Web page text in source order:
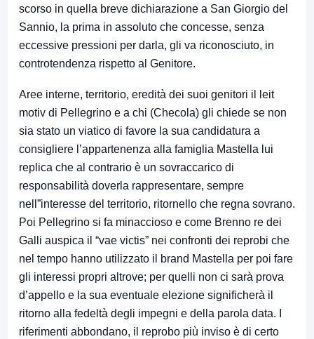
scorso in quella breve dichiarazione a San Giorgio del
Sannio, la prima in assoluto che concesse, senza
eccessive pressioni per darla, gli va riconosciuto, in
controtendenza rispetto al Genitore.
Aree interne, territorio, eredità dei suoi genitori il leit
motiv di Pellegrino e a chi (Checola) gli chiede se non
sia stato un viatico di favore la sua candidatura a
consigliere l’appartenenza alla famiglia Mastella lui
replica che al contrario è un sovraccarico di
responsabilità doverla rappresentare, sempre
nell”interesse del territorio, ritornello che regna sovrano.
Poi Pellegrino si fa minaccioso e come Brenno re dei
Galli auspica il “vae victis” nei confronti dei reprobi che
nel tempo hanno utilizzato il brand Mastella per poi fare
gli interessi propri altrove; per quelli non ci sarà prova
d’appello e la sua eventuale elezione significherà il
ritorno alla fedeltà degli impegni e della parola data. I
riferimenti abbondano, il reprobo più inviso è di certo